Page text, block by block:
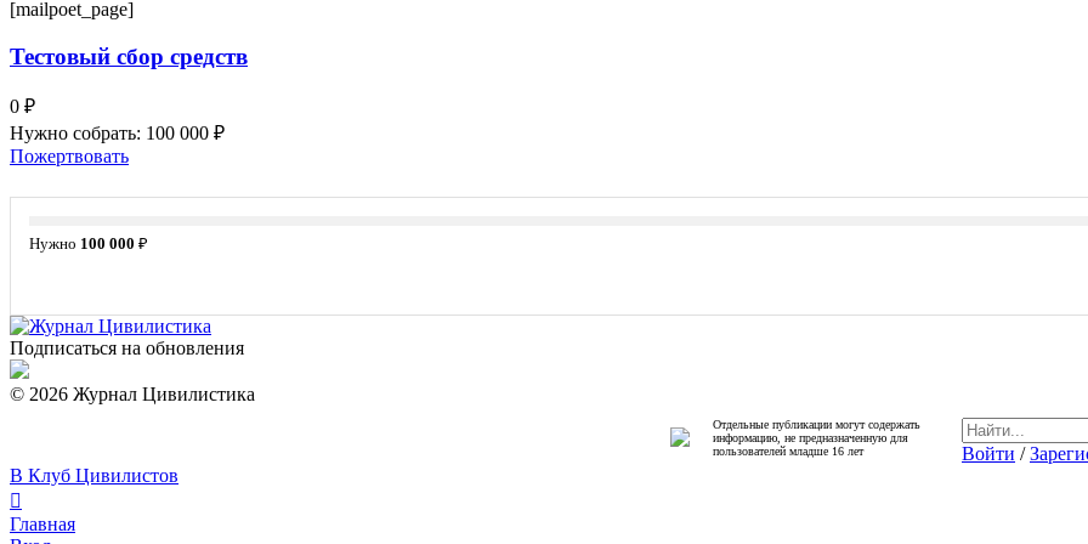
[mailpoet_page]
Тестовый сбор средств
0 ₽
Нужно собрать: 100 000 ₽
Пожертвовать
Нужно 100 000 ₽
Подписаться на обновления
© 2026 Журнал Цивилистика
Отдельные публикации могут содержать
информацию, не предназначенную для
пользователей младше 16 лет
Войти /
В Клуб Цивилистов
Главная